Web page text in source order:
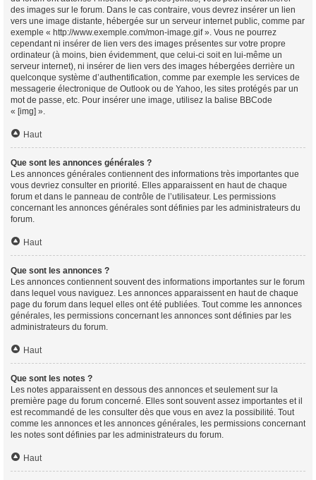
des images sur le forum. Dans le cas contraire, vous devrez insérer un lien
vers une image distante, hébergée sur un serveur internet public, comme par
exemple « http://www.exemple.com/mon-image.gif ». Vous ne pourrez
cependant ni insérer de lien vers des images présentes sur votre propre
ordinateur (à moins, bien évidemment, que celui-ci soit en lui-même un
serveur internet), ni insérer de lien vers des images hébergées derrière un
quelconque système d’authentification, comme par exemple les services de
messagerie électronique de Outlook ou de Yahoo, les sites protégés par un
mot de passe, etc. Pour insérer une image, utilisez la balise BBCode
« [img] ».
Haut
Que sont les annonces générales ?
Les annonces générales contiennent des informations très importantes que
vous devriez consulter en priorité. Elles apparaissent en haut de chaque
forum et dans le panneau de contrôle de l’utilisateur. Les permissions
concernant les annonces générales sont définies par les administrateurs du
forum.
Haut
Que sont les annonces ?
Les annonces contiennent souvent des informations importantes sur le forum
dans lequel vous naviguez. Les annonces apparaissent en haut de chaque
page du forum dans lequel elles ont été publiées. Tout comme les annonces
générales, les permissions concernant les annonces sont définies par les
administrateurs du forum.
Haut
Que sont les notes ?
Les notes apparaissent en dessous des annonces et seulement sur la
première page du forum concerné. Elles sont souvent assez importantes et il
est recommandé de les consulter dès que vous en avez la possibilité. Tout
comme les annonces et les annonces générales, les permissions concernant
les notes sont définies par les administrateurs du forum.
Haut